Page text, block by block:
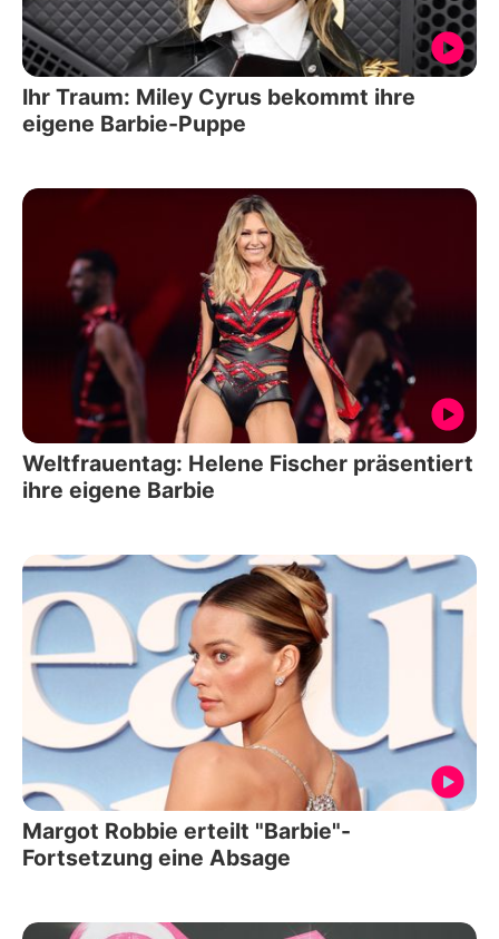
Ihr Traum: Miley Cyrus bekommt ihre
eigene Barbie-Puppe
Weltfrauentag: Helene Fischer präsentiert
ihre eigene Barbie
Margot Robbie erteilt "Barbie"-
Fortsetzung eine Absage